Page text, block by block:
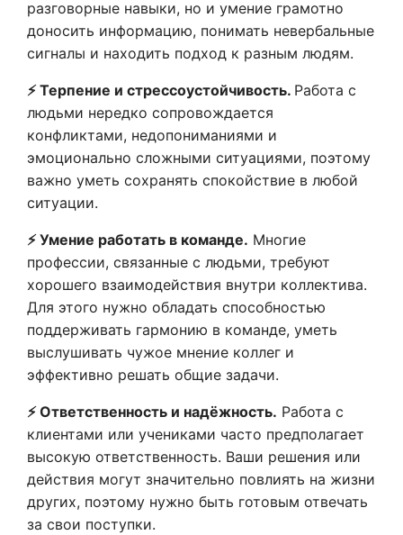
разговорные навыки, но и умение грамотно
доносить информацию, понимать невербальные
сигналы и находить подход к разным людям.
⚡️ Терпение и стрессоустойчивость. Работа с
людьми нередко сопровождается
конфликтами, недопониманиями и
эмоционально сложными ситуациями, поэтому
важно уметь сохранять спокойствие в любой
ситуации.
⚡️ Умение работать в команде. Многие
профессии, связанные с людьми, требуют
хорошего взаимодействия внутри коллектива.
Для этого нужно обладать способностью
поддерживать гармонию в команде, уметь
выслушивать чужое мнение коллег и
эффективно решать общие задачи.
⚡️ Ответственность и надёжность. Работа с
клиентами или учениками часто предполагает
высокую ответственность. Ваши решения или
действия могут значительно повлиять на жизни
других, поэтому нужно быть готовым отвечать
за свои поступки.